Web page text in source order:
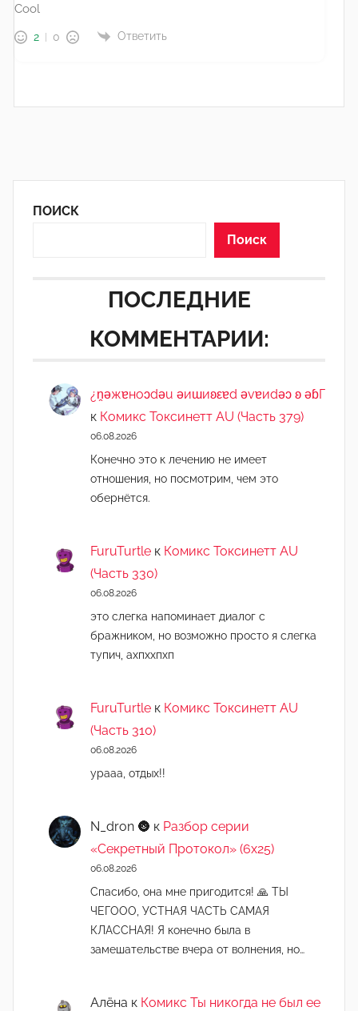
Cool
2 0 Ответить
ПОИСК
Поиск
ПОСЛЕДНИЕ
КОММЕНТАРИИ:
¿n̯ǝжɐноɔdǝu ǝиɯиʚεɐd ǝvɐиdǝɔ ʚ ǝɓГ
к Комикс Токсинетт AU (Часть 379)
06.08.2026
Конечно это к лечению не имеет
отношения, но посмотрим, чем это
обернётся.
FuruTurtle к Комикс Токсинетт AU
(Часть 330)
06.08.2026
это слегка напоминает диалог с
бражником, но возможно просто я слегка
тупич, ахпххпхп
FuruTurtle к Комикс Токсинетт AU
(Часть 310)
06.08.2026
урааа, отдых!!
N_dron 🌚 к Разбор серии
«Секретный Протокол» (6х25)
06.08.2026
Спасибо, она мне пригодится! 🙏 ТЫ
ЧЕГООО, УСТНАЯ ЧАСТЬ САМАЯ
КЛАССНАЯ! Я конечно была в
замешательстве вчера от волнения, но…
Алёна к Комикс Ты никогда не был ее